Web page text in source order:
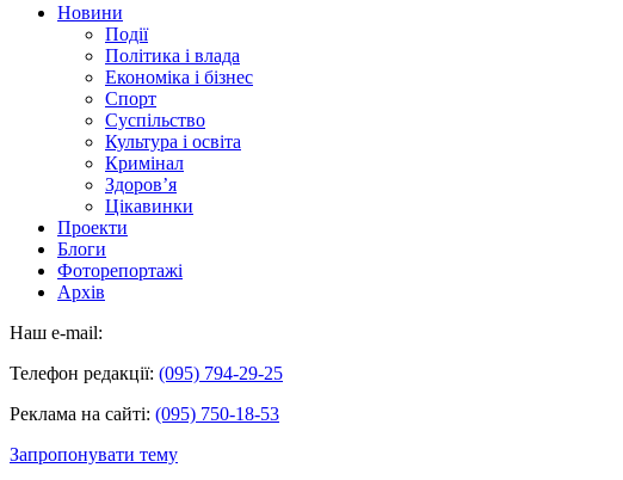
Новини
Події
Політика і влада
Економіка і бізнес
Спорт
Суспільство
Культура і освіта
Кримінал
Здоров’я
Цікавинки
Проекти
Блоги
Фоторепортажі
Архів
Наш e-mail:
Телефон редакції: (095) 794-29-25
Реклама на сайті: (095) 750-18-53
Запропонувати тему